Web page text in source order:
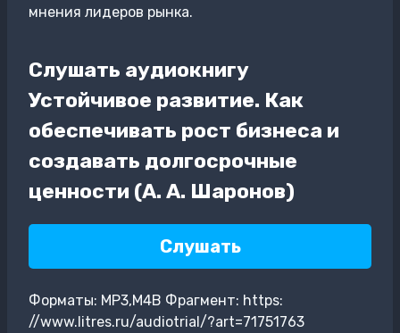
мнения лидеров рынка.
Слушать аудиокнигу
Устойчивое развитие. Как
обеспечивать рост бизнеса и
создавать долгосрочные
ценности (А. А. Шаронов)
Слушать
Форматы: MP3,M4B Фрагмент: https:
//www.litres.ru/audiotrial/?art=71751763